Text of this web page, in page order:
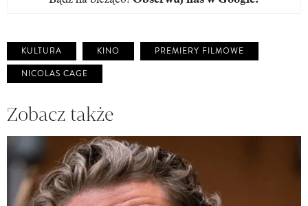
KULTURA KINO
PREMIERY FILMOWE
NICOLAS CAGE
Zobacz także